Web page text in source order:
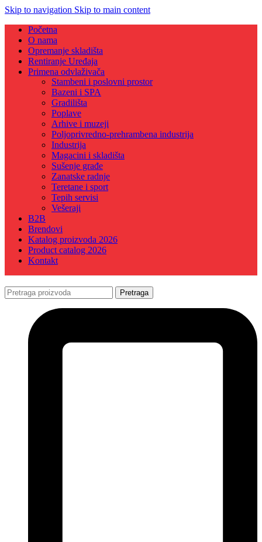
Skip to navigation Skip to main content
Početna
O nama
Opremanje skladišta
Rentiranje Uređaja
Primena odvlaživača
Stambeni i poslovni prostor
Bazeni i SPA
Gradilišta
Poplave
Arhive i muzeji
Poljoprivredno-prehrambena industrija
Industrija
Magacini i skladišta
Sušenje građe
Zanatske radnje
Teretane i sport
Tepih servisi
Vešeraji
B2B
Brendovi
Katalog proizvoda 2026
Product catalog 2026
Kontakt
Pretraga